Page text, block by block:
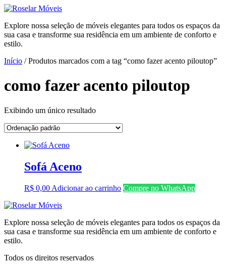
Ir
o
conteúdo
Explore nossa seleção de móveis elegantes para todos os espaços da
sua casa e transforme sua residência em um ambiente de conforto e
estilo.
Início / Produtos marcados com a tag “como fazer acento piloutop”
como fazer acento piloutop
Exibindo um único resultado
Sofá Aceno
R$ 0,00 Adicionar ao carrinho Compre no WhatsApp
Explore nossa seleção de móveis elegantes para todos os espaços da
sua casa e transforme sua residência em um ambiente de conforto e
estilo.
Todos os direitos reservados